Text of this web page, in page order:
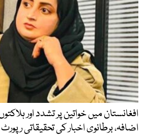
افغانستان میں خواتین پر تشدد اور
اضافہ، برطانوی اخبار کی تحقیقاتی رپورٹ